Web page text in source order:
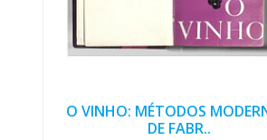
O VINHO: MÉTODOS
DE FABR..